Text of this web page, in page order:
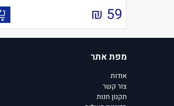
59
₪
מפת אתר
אודות
צור קשר
תקנון חנות